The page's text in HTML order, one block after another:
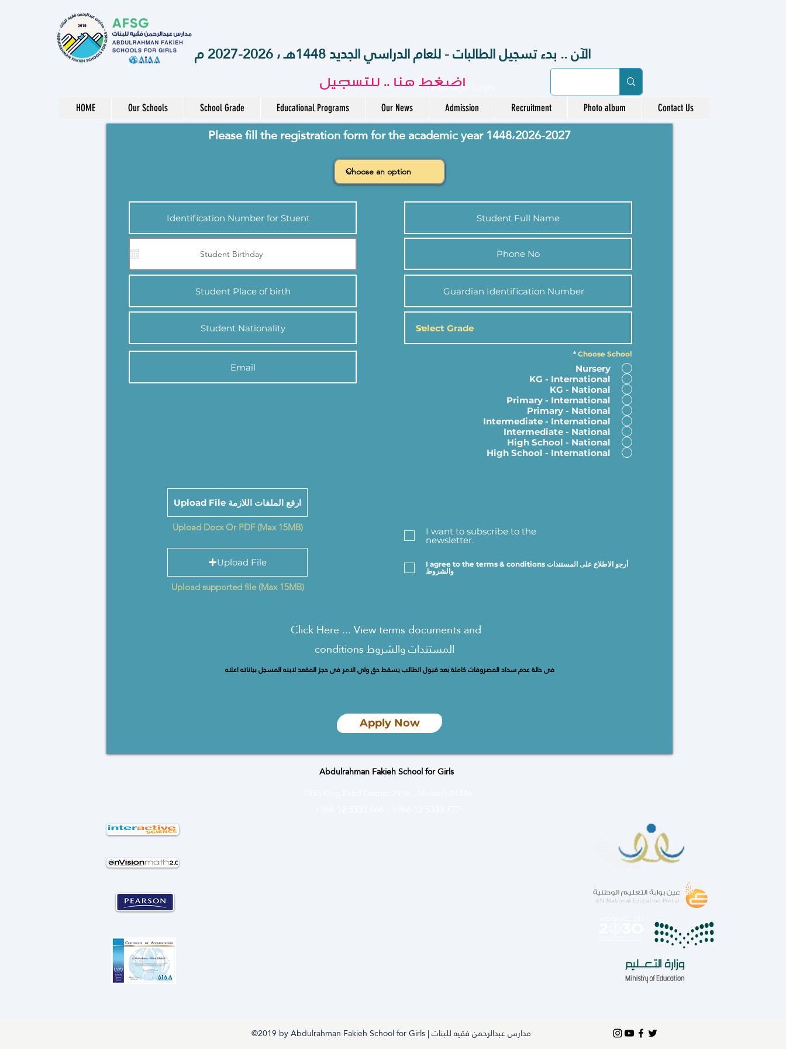
Webmaster Login
الآن .. بدء تسجيل الطالبات - للعام الدراسي الجديد 1448هـ ، 2026-2027 م
اضغط هنا .. للتسجيل
HOME Our Schools School Grade Educational Programs Our News Admission Recruitment Photo album Contact Us
Please fill the registration form for the academic year 1448،2026-2027
Choose School
*
Nursery
KG - International
KG - National
Primary - International
Primary - National
Intermediate - International
Intermediate - National
High School - National
High School - International
Upload File ارفع الملفات اللازمة
Upload Docx Or PDF (Max 15MB)
Upload File
Upload supported file (Max 15MB)
I want to subscribe to the
newsletter.
I agree to the terms & conditions أرجو الاطلاع على المستندات
والشروط
Click Here ... View terms documents and
فى حالة عدم سداد المصروفات كاملة بعد قبول الطالب يسقط حق ولي الامر فى حجز المقعد لابنه المسجل بياناته اعلاه
Apply Now
Abdulrahman Fakieh School for Girls
©2019 by Abdulrahman Fakieh School for Girls | مدارس عبدالرحمن فقيه للبنات